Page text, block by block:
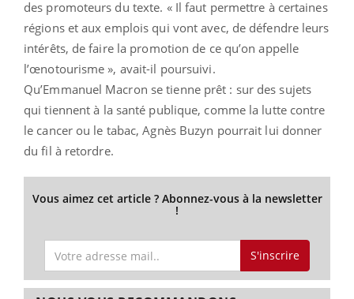
des promoteurs du texte. « Il faut permettre à certaines
régions et aux emplois qui vont avec, de défendre leurs
intérêts, de faire la promotion de ce qu’on appelle
l’œnotourisme », avait-il poursuivi.
Qu’Emmanuel Macron se tienne prêt : sur des sujets
qui tiennent à la santé publique, comme la lutte contre
le cancer ou le tabac, Agnès Buzyn pourrait lui donner
du fil à retordre.
Vous aimez cet article ? Abonnez-vous à la newsletter
!
S'inscrire